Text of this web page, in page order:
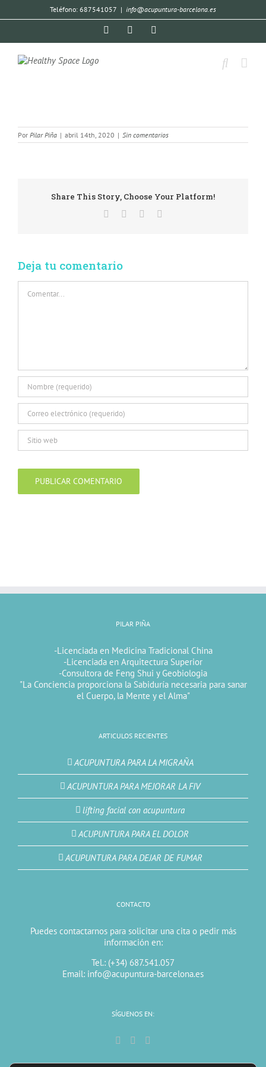
Teléfono: 687541057 | info@acupuntura-barcelona.es
Por Pilar Piña | abril 14th, 2020 | Sin comentarios
Share This Story, Choose Your Platform!
Deja tu comentario
PILAR PIÑA
-Licenciada en Medicina Tradicional China
-Licenciada en Arquitectura Superior
-Consultora de Feng Shui y Geobiologia
"La Conciencia proporciona la Sabiduría necesaria para sanar
el Cuerpo, la Mente y el Alma"
ARTICULOS RECIENTES
ACUPUNTURA PARA LA MIGRAÑA
ACUPUNTURA PARA MEJORAR LA FIV
lifting facial con acupuntura
ACUPUNTURA PARA EL DOLOR
ACUPUNTURA PARA DEJAR DE FUMAR
CONTACTO
Puedes contactarnos para solicitar una cita o pedir más
información en:
Tel.: (+34) 687.541.057
Email: info@acupuntura-barcelona.es
SÍGUENOS EN: